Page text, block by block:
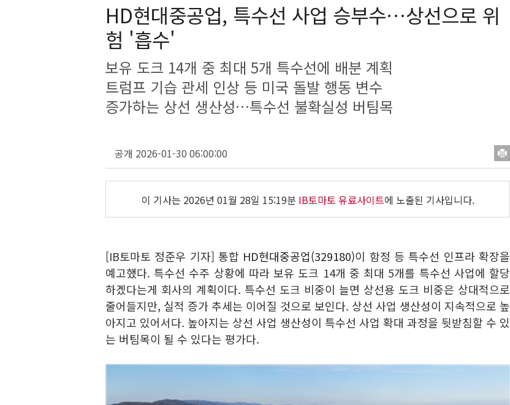
HD현대중공업, 특수선 사업 승부수…상선으로 위
험 '흡수'
보유 도크 14개 중 최대 5개 특수선에 배분 계획
트럼프 기습 관세 인상 등 미국 돌발 행동 변수
증가하는 상선 생산성…특수선 불확실성 버팀목
공개 2026-01-30 06:00:00
이 기사는 2026년 01월 28일 15:19분 IB토마토 유료사이트에 노출된 기사입니다.
[IB토마토 정준우 기자] 통합 HD현대중공업(329180)이 함정 등 특수선 인프라 확장을
예고했다. 특수선 수주 상황에 따라 보유 도크 14개 중 최대 5개를 특수선 사업에 할당
하겠다는게 회사의 계획이다. 특수선 도크 비중이 늘면 상선용 도크 비중은 상대적으로
줄어들지만, 실적 증가 추세는 이어질 것으로 보인다. 상선 사업 생산성이 지속적으로 높
아지고 있어서다. 높아지는 상선 사업 생산성이 특수선 사업 확대 과정을 뒷받침할 수 있
는 버팀목이 될 수 있다는 평가다.